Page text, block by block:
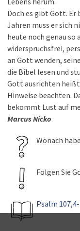
Doch es gibt Gott. Er
Jahren muss er sich
heute noch genau so
widerspruchsfrei,
an Gott wenden,
die Bibel lesen und
Gott ausrichten
Hinweise beachten.
bekommt Lust auf
Marcus Nicko
Wonach
Folgen Sie
Psalm